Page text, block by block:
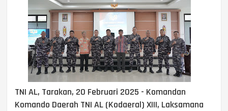
‎TNI AL, Tarakan, 20 Februari 2025 - Komandan
Komando Daerah TNI AL (Kodaeral) XIII, Laksamana